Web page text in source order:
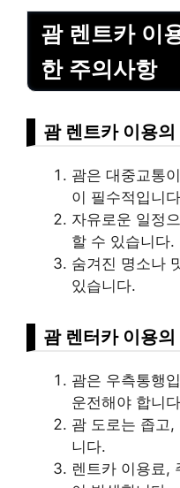
괌 렌트카 이
한 주의사항
괌 렌트카 이용의
괌은 대중교통
이 필수적입니
자유로운 일정
할 수 있습니다.
숨겨진 명소나
있습니다.
괌 렌터카 이용의
괌은 우측통행
운전해야 합니
괌 도로는 좁고
니다.
렌트카 이용료,